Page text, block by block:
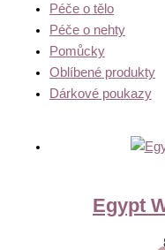
Péče o tělo
Péče o nehty
Pomůcky
Oblíbené produkty
Dárkové poukazy
Egypt